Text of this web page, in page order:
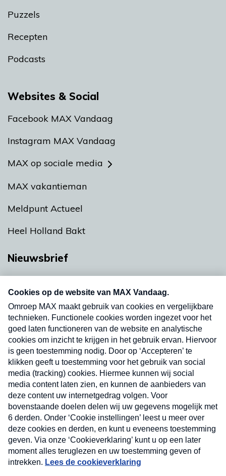
Puzzels
Recepten
Podcasts
Websites & Social
Facebook MAX Vandaag
Instagram MAX Vandaag
MAX op sociale media
MAX vakantieman
Meldpunt Actueel
Heel Holland Bakt
Nieuwsbrief
Neem hier een gratis abonnement op onze
nieuwsbrief. Elke vrijdag- en dinsdagochtend in
uw mailbox.
Verzend
Nieuwsbrief
Neem hier een gratis abonnement op onze
nieuwsbrief. Elke vrijdag- en dinsdagochtend in uw